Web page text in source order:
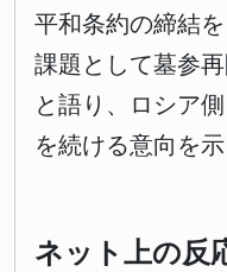
平和条約の締結
課題として墓参
と語り、ロシア
を続ける意向を示
ネット上の反